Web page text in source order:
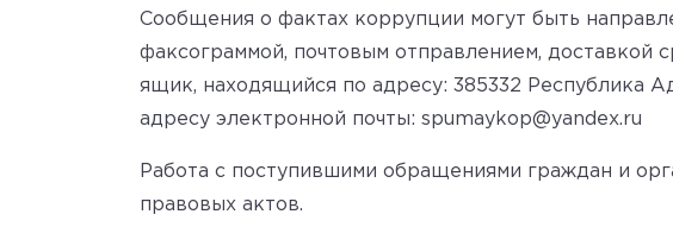
Сообщения о фактах коррупции могут быть
факсограммой, почтовым отправлением, доставкой
ящик, находящийся по адресу: 385332 Республика
адресу электронной почты: spumaykop@yandex.ru
Работа с поступившими обращениями граждан и
правовых актов.